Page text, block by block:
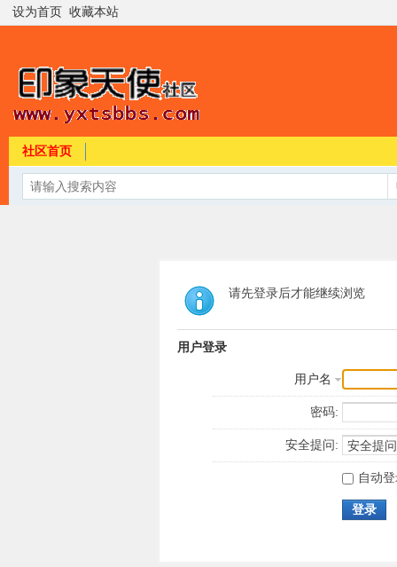
设为首页 收藏本站
社区首页
请先登录后才能继续浏览
用户登录
用户名
密码:
安全提问:
自动
登录